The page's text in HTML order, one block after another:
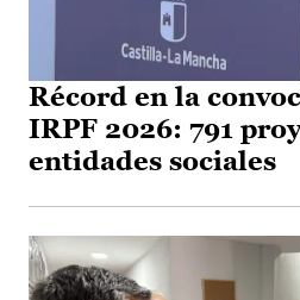
Récord en la
IRPF 2026: 791
entidades sociales